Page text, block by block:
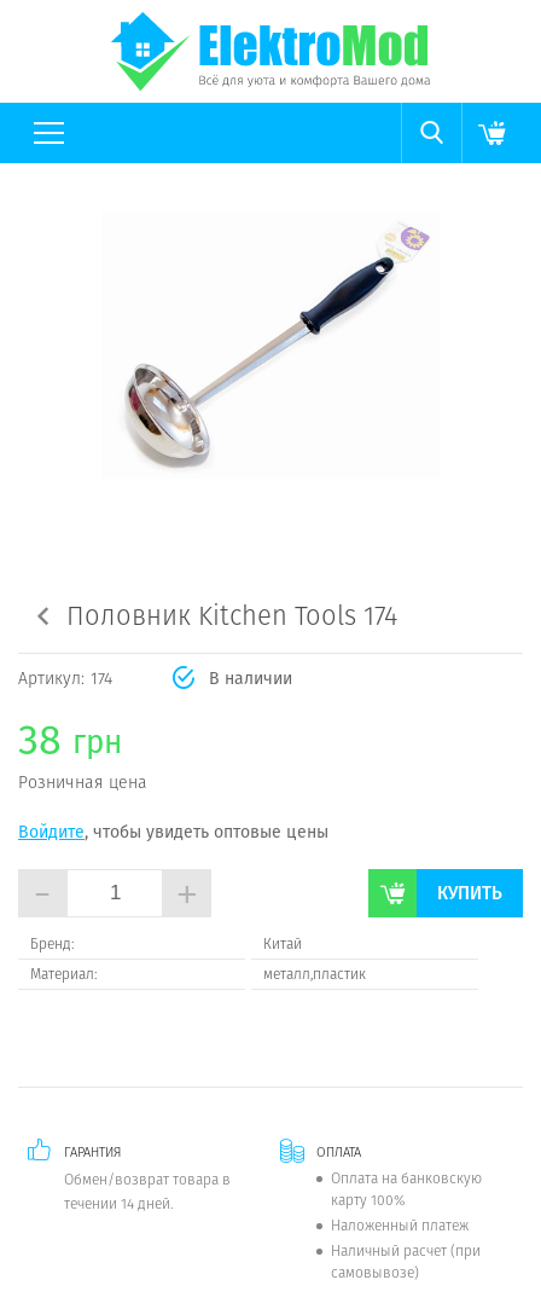
Половник Kitchen Tools 174
Артикул: 174 В наличии
38 грн
Розничная цена
Войдите, чтобы увидеть оптовые цены
- + КУПИТЬ
Бренд:
Китай
Материал:
металл,пластик
ГАРАНТИЯ
Обмен/возврат товара в
течении 14 дней.
ОПЛАТА
Оплата на банковскую
карту 100%
Наложенный платеж
Наличный расчет (при
самовывозе)